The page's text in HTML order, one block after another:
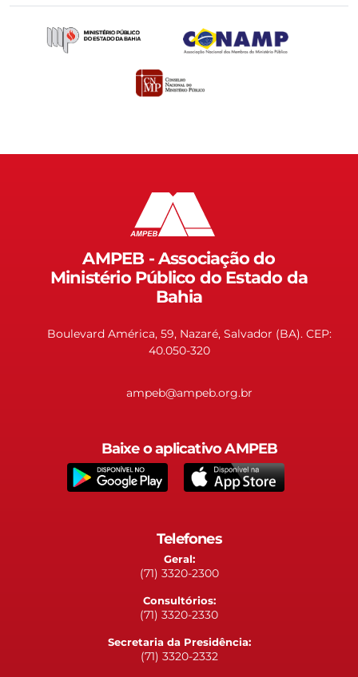
AMPEB - Associação do
Ministério Público do Estado da
Bahia
Boulevard América, 59, Nazaré, Salvador (BA). CEP:
40.050-320
ampeb@ampeb.org.br
Baixe o aplicativo AMPEB
Telefones
Geral:
(71) 3320-2300
Consultórios:
(71) 3320-2330
Secretaria da Presidência:
(71) 3320-2332